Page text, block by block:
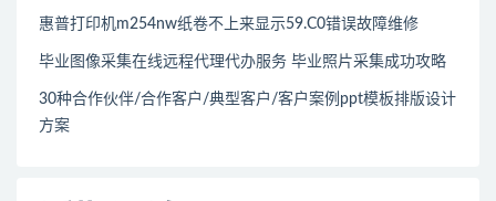
惠普打印机m254nw纸卷不上来显示59.C0错误故障维修
毕业图像采集在线远程代理代办服务 毕业照片采集成功攻略
30种合作伙伴/合作客户/典型客户/客户案例ppt模板排版设计
方案